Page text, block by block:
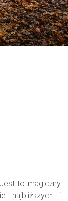
to magiczny
najbliższych i